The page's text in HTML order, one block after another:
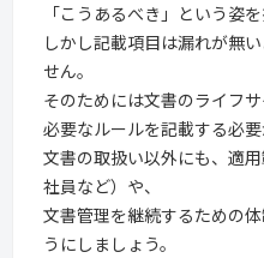
「こうあるべき」という姿
しかし記載項目は漏れが無
せん。
そのためには文書のライフ
必要なルールを記載する必要
文書の取扱い以外にも、適
社員など）や、
文書管理を継続するための
うにしましょう。